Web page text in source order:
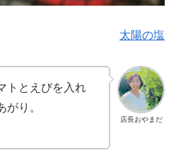
太陽の塩
店長おやまだ
トとえびを入れ
り。